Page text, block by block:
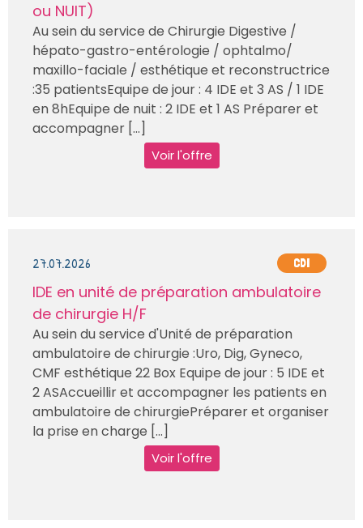
ou NUIT)
Au sein du service de Chirurgie Digestive /
hépato-gastro-entérologie / ophtalmo/
maxillo-faciale / esthétique et reconstructrice
:35 patientsEquipe de jour : 4 IDE et 3 AS / 1 IDE
en 8hEquipe de nuit : 2 IDE et 1 AS Préparer et
accompagner [...]
Voir l'offre
27.07.2026 CDI
IDE en unité de préparation ambulatoire
de chirurgie H/F
Au sein du service d'Unité de préparation
ambulatoire de chirurgie :Uro, Dig, Gyneco,
CMF esthétique 22 Box Equipe de jour : 5 IDE et
2 ASAccueillir et accompagner les patients en
ambulatoire de chirurgiePréparer et organiser
la prise en charge [...]
Voir l'offre